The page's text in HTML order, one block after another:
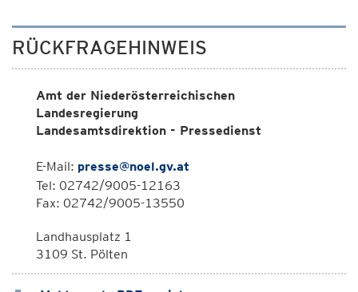
RÜCKFRAGEHINWEIS
Amt der Niederösterreichischen
Landesregierung
Landesamtsdirektion - Pressedienst
E-Mail: presse@noel.gv.at
Tel: 02742/9005-12163
Fax: 02742/9005-13550
Landhausplatz 1
3109 St. Pölten